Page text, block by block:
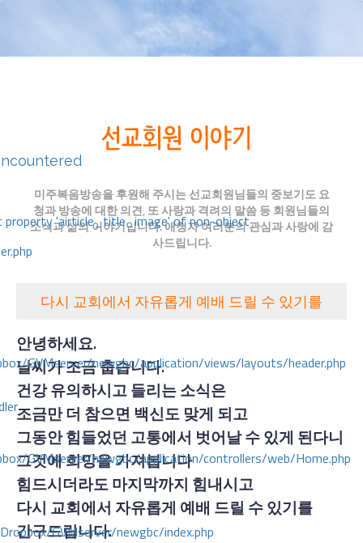
property 'airticle_title_image' of non-object
GVMserver/newgbc/application/views/layouts/header.php
GVMserver/newgbc/application/controllers/web/Home.php
GVMserver/newgbc/index.php
미주복음방송을 후원해 주시는 선교회원님들의 중보기도 요
청과 방송에 대한 의견, 또 사랑과 격려의 말씀 등 회원님들의
소식과 삶의 이야기입니다. 애청자 여러분의 관심과 사랑에 감
사드립니다.
다시 교회에서 자유롭게 예배 드릴 수 있기를
안녕하세요.
날씨가 조금 춥습니다.
건강 유의하시고 들리는 소식은
조금만 더 참으면 백신도 맞게 되고
그동안 힘들었던 고통에서 벗어날 수 있게 된다니
그것에 희망을 가져봅니다
힘드시더라도 마지막까지 힘내시고
다시 교회에서 자유롭게 예배 드릴 수 있기를
간구드립니다.